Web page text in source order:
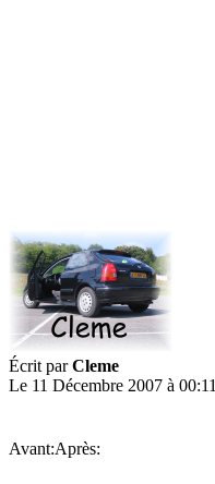
Écrit parCleme
Le 11 Décembre 2007 à 00:11
Avant:Après: